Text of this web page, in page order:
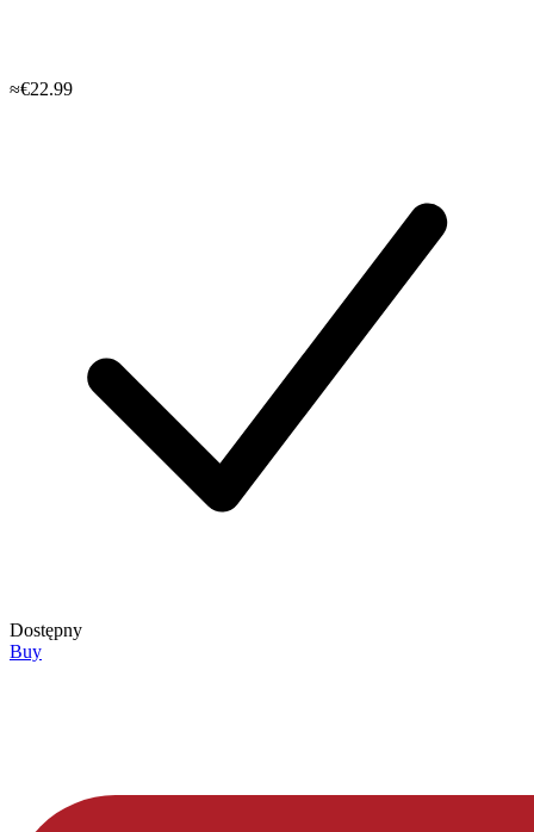
≈€22.99
Dostępny
Buy